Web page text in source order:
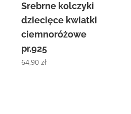
Srebrne kolczyki
dziecięce kwiatki
ciemnoróżowe
pr.925
64,90zł